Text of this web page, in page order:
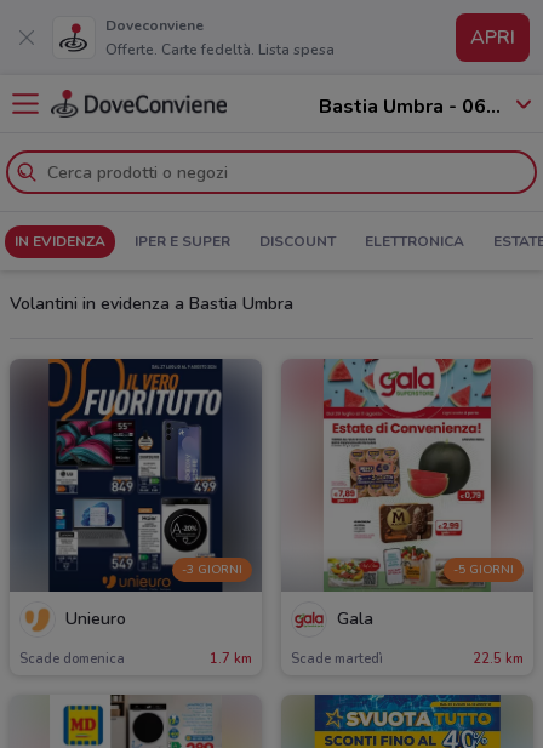
Doveconviene
Offerte. Carte fedeltà. Lista spesa
APRI
Bastia Umbra - 06083
IN EVIDENZA IPER E SUPER DISCOUNT ELETTRONICA
Volantini in evidenza a Bastia Umbra
-3 GIORNI
Unieuro
Scade domenica 1.7 km
-5 GIORNI
Gala
Scade martedì 22.5 km